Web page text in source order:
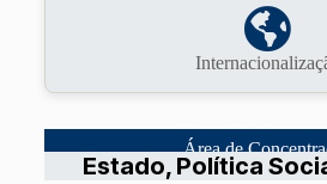
Área de
Estado, Política